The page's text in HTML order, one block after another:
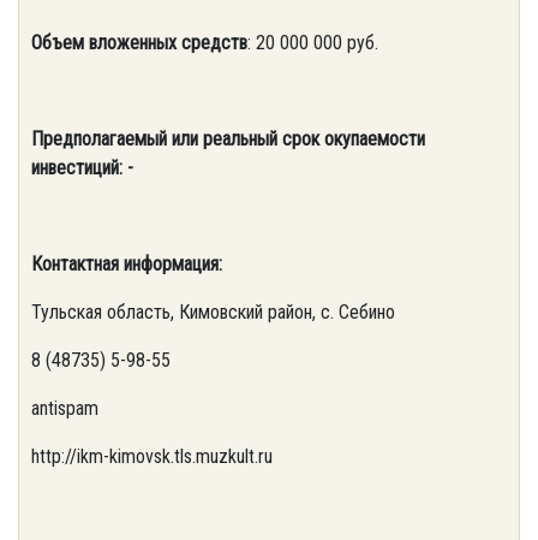
Объем вложенных средств: 20 000 000 руб.
Предполагаемый или реальный срок окупаемости
инвестиций: -
Контактная информация:
Тульская область, Кимовский район, с. Себино
8 (48735) 5-98-55
antispam
http://ikm-kimovsk.tls.muzkult.ru